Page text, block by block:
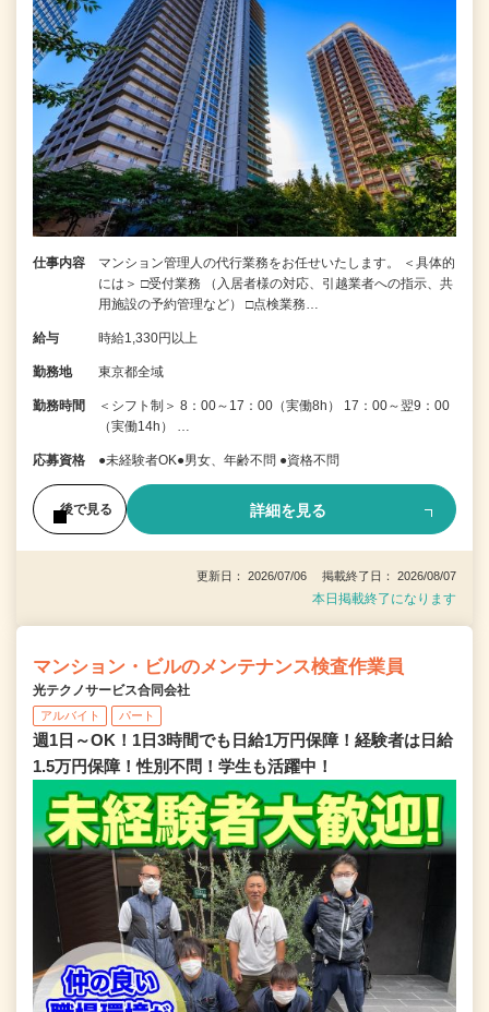
仕事内容
マンション管理人の代行業務をお任せいたします。 ＜具体的
には＞ □受付業務 （入居者様の対応、引越業者への指示、共
用施設の予約管理など） □点検業務…
給与 時給1,330円以上
勤務地 東京都全域
勤務時間
＜シフト制＞ 8：00～17：00（実働8h） 17：00～翌9：00
（実働14h） …
応募資格 ●未経験者OK●男女、年齢不問 ●資格不問
後で見る 詳細を見る
更新日： 2026/07/06 掲載終了日： 2026/08/07
本日掲載終了になります
マンション・ビルのメンテナンス検査作業員
光テクノサービス合同会社
アルバイト パート
週1日～OK！1日3時間でも日給1万円保障！経験者は日給
1.5万円保障！性別不問！学生も活躍中！